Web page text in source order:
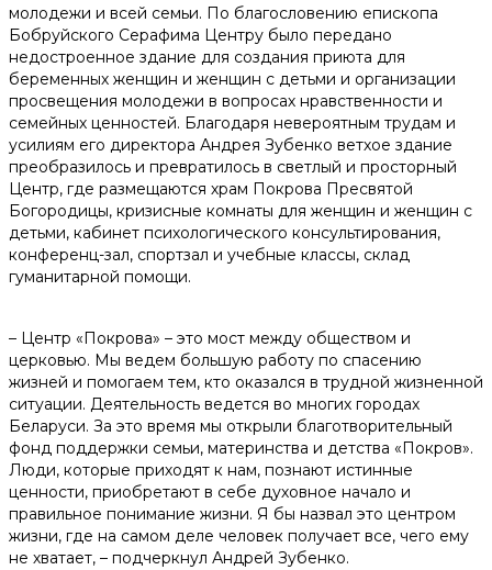
молодежи и всей семьи. По благословению епископа
Бобруйского Серафима Центру было передано
недостроенное здание для создания приюта для
беременных женщин и женщин с детьми и организации
просвещения молодежи в вопросах нравственности и
семейных ценностей. Благодаря невероятным трудам и
усилиям его директора Андрея Зубенко ветхое здание
преобразилось и превратилось в светлый и просторный
Центр, где размещаются храм Покрова Пресвятой
Богородицы, кризисные комнаты для женщин и женщин с
детьми, кабинет психологического консультирования,
конференц-зал, спортзал и учебные классы, склад
гуманитарной помощи.
– Центр «Покрова» – это мост между обществом и
церковью. Мы ведем большую работу по спасению
жизней и помогаем тем, кто оказался в трудной жизненной
ситуации. Деятельность ведется во многих городах
Беларуси. За это время мы открыли благотворительный
фонд поддержки семьи, материнства и детства «Покров».
Люди, которые приходят к нам, познают истинные
ценности, приобретают в себе духовное начало и
правильное понимание жизни. Я бы назвал это центром
жизни, где на самом деле человек получает все, чего ему
не хватает, – подчеркнул Андрей Зубенко.